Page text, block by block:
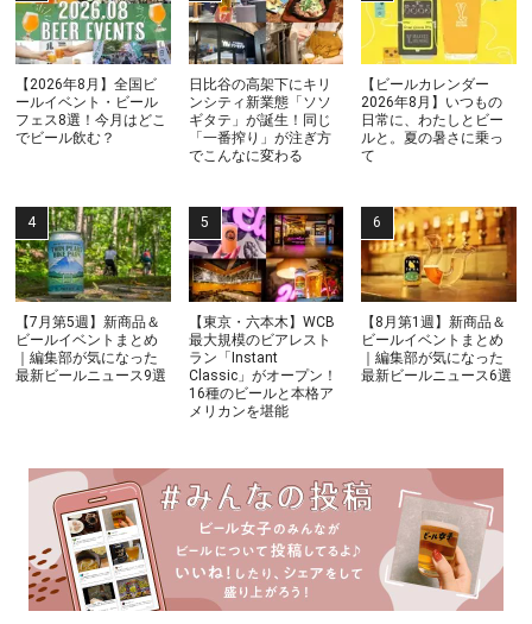
【2026年8月】全国ビ
ールイベント・ビール
フェス8選！今月はどこ
でビール飲む？
日比谷の高架下にキリ
ンシティ新業態「ソソ
ギタテ」が誕生！同じ
「一番搾り」が注ぎ方
でこんなに変わる
【ビールカレンダー
2026年8月】いつもの
日常に、わたしとビー
ルと。夏の暑さに乗っ
て
【7月第5週】新商品＆
ビールイベントまとめ
｜編集部が気になった
最新ビールニュース9選
【東京・六本木】WCB
最大規模のビアレスト
ラン「Instant
Classic」がオープン！
16種のビールと本格ア
メリカンを堪能
【8月第1週】新商品＆
ビールイベントまとめ
｜編集部が気になった
最新ビールニュース6選